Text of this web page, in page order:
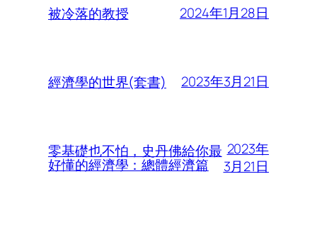
被冷落的教授 2024年1月28日
經濟學的世界(套書) 2023年3月21日
零基礎也不怕，史丹佛給你最
好懂的經濟學：總體經濟篇
2023年
3月21日